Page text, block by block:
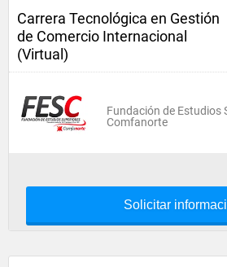
Carrera Tecnológica en Gestión
de Comercio Internacional
(Virtual)
Fundación de Estudios
Comfanorte
Solicitar